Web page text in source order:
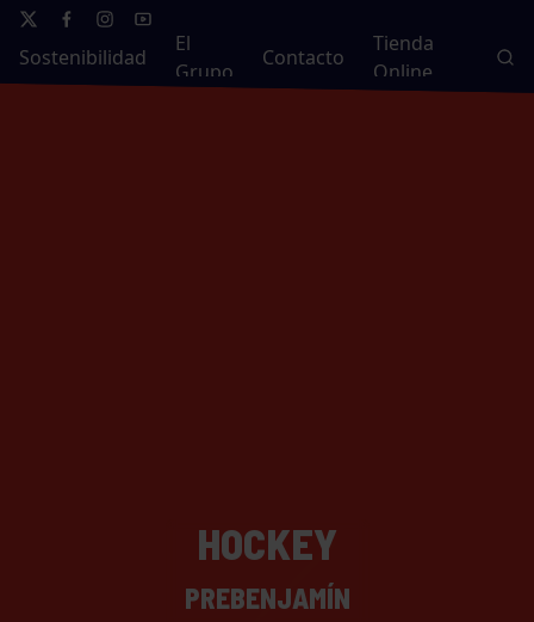
Sostenibilidad
El
Grupo
Contacto
Tienda
Online
HOCKEY
PREBENJAMÍN